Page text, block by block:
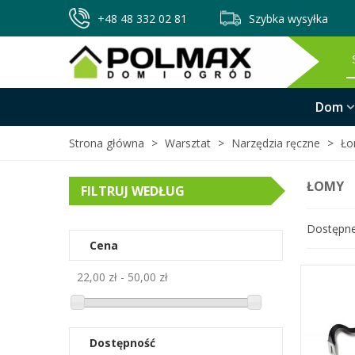
+48 48 332 02 81 Szybka wysyłka
Dom
Strona główna > Warsztat > Narzędzia ręczne >
FILTRUJ WEDŁUG
Cena
22,00 zł - 50,00 zł
Dostępność
ŁOMY